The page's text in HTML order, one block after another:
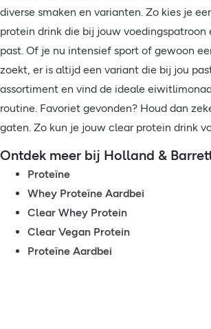
diverse smaken en varianten. Zo kies je
protein drink die bij jouw voedingspatroon
past. Of je nu intensief sport of gewoon
zoekt, er is altijd een variant die bij jou
assortiment en vind de ideale
routine. Favoriet gevonden? Houd dan
gaten. Zo kun je jouw clear protein drink
Ontdek meer bij Holland &
Proteïne
Whey Proteïne Aardbei
Clear Whey Protein
Clear Vegan Protein
Proteïne Aardbei